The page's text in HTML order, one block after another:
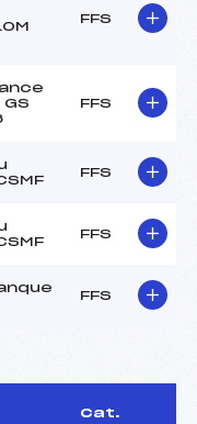
FFS
FFS
FFS
FFS
FFS
Cat.